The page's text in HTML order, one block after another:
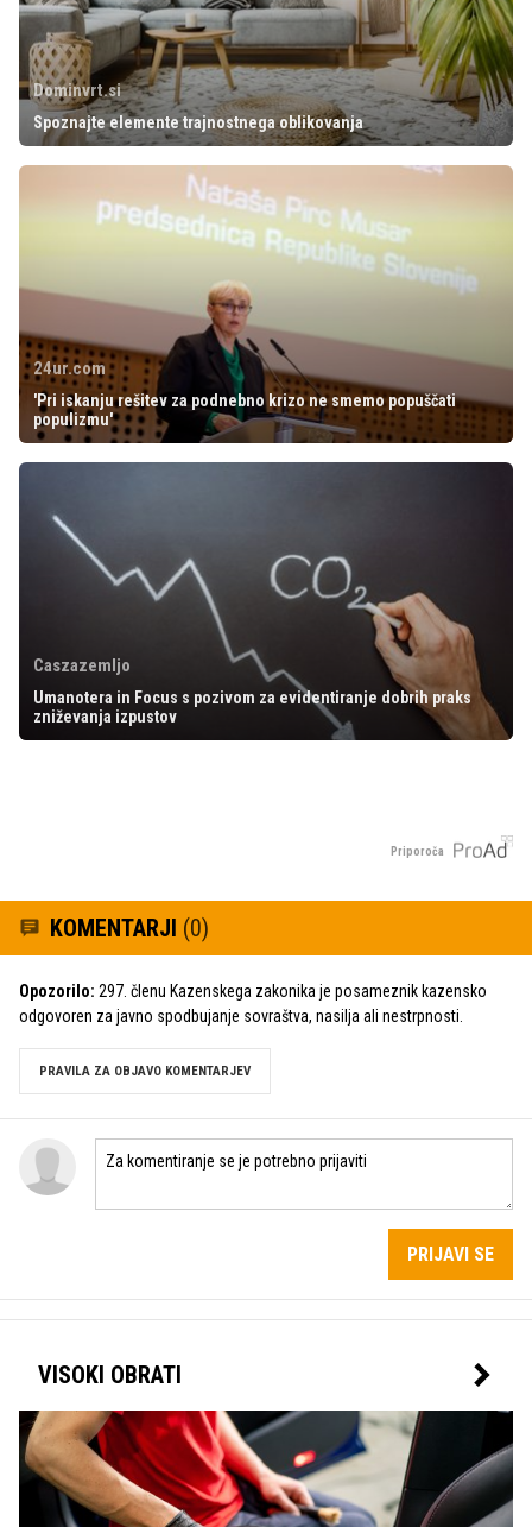
Dominvrt.si
Spoznajte elemente trajnostnega oblikovanja
24ur.com
'Pri iskanju rešitev za podnebno krizo ne smemo popuščati
populizmu'
Caszazemljo
Umanotera in Focus s pozivom za evidentiranje dobrih praks
zniževanja izpustov
Priporoča
KOMENTARJI (0)
Opozorilo: 297. členu Kazenskega zakonika je posameznik kazensko
odgovoren za javno spodbujanje sovraštva, nasilja ali nestrpnosti.
PRAVILA ZA OBJAVO KOMENTARJEV
PRIJAVI SE
VISOKI OBRATI